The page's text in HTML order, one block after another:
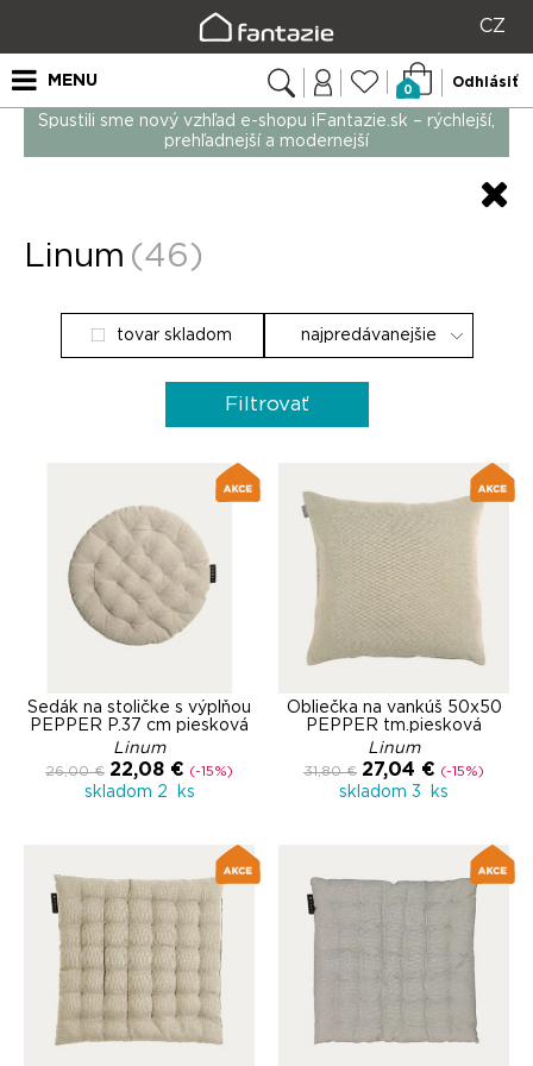
CZ
MENU
0
Odhlásiť
Spustili sme nový vzhľad e-shopu iFantazie.sk – rýchlejší,
prehľadnejší a modernejší
Linum (46)
tovar skladom
Filtrovať
Sedák na stoličke s výplňou
PEPPER P.37 cm piesková
Linum
26,00 € 22,08 € (-15%)
skladom 2 ks
Obliečka na vankúš 50x50
PEPPER tm.piesková
Linum
31,80 € 27,04 € (-15%)
skladom 3 ks